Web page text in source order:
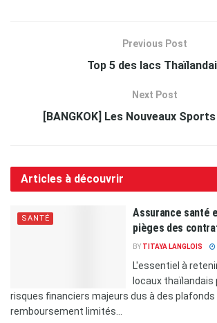
Previous Post
Top 5 des lacs
Next Post
[BANGKOK] Les Nouveaux
Articles à découvrir
SANTÉ
Assurance santé
pièges des
BY TITAYA LANGLOIS
L'essentiel à
locaux
risques financiers majeurs dus à des plafonds
remboursement limités...